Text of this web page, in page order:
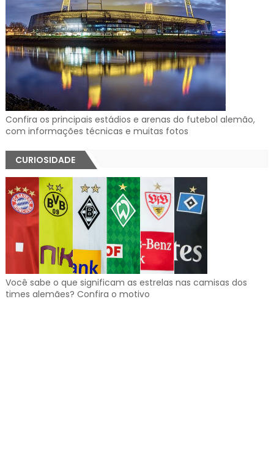
Confira os principais estádios e arenas do futebol alemão,
com informações técnicas e muitas fotos
CURIOSIDADE
Você sabe o que significam as estrelas nas camisas dos
times alemães? Confira o motivo